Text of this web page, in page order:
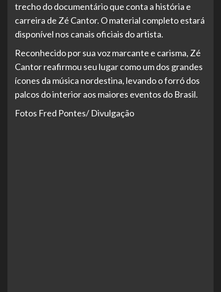
trecho do documentário que conta a história e
carreira de Zé Cantor. O material completo estará
disponível nos canais oficiais do artista.
Reconhecido por sua voz marcante e carisma, Zé
Cantor reafirmou seu lugar como um dos grandes
ícones da música nordestina, levando o forró dos
palcos do interior aos maiores eventos do Brasil.
Fotos Fred Pontes/ Divulgação